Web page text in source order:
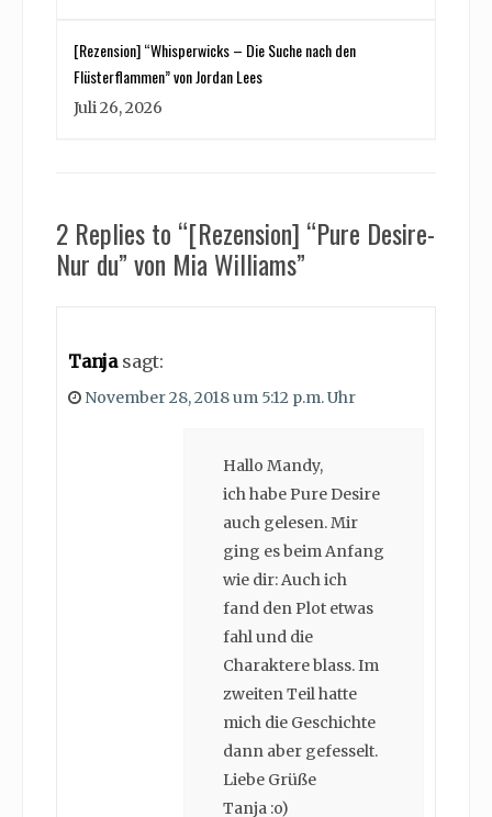
[Rezension] “Whisperwicks – Die Suche nach den
Flüsterflammen” von Jordan Lees
Juli 26, 2026
2 Replies to “[Rezension] “Pure Desire-
Nur du” von Mia Williams”
Tanja sagt:
November 28, 2018 um 5:12 p.m. Uhr
Hallo Mandy,
ich habe Pure Desire
auch gelesen. Mir
ging es beim Anfang
wie dir: Auch ich
fand den Plot etwas
fahl und die
Charaktere blass. Im
zweiten Teil hatte
mich die Geschichte
dann aber gefesselt.
Liebe Grüße
Tanja :o)